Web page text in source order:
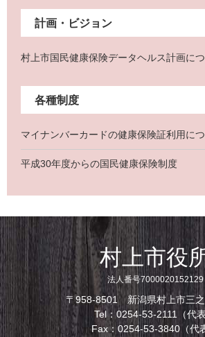
計画・ビジョン
村上市国民健康保険データヘルス計画に
各種制度
マイナンバーカードの健康保険証利用に
平成30年度からの国民健康保険制度
村上市役
法人番号7000020152129
〒958-8501 新潟県村上市三
Tel：0254-53-2111（代
Fax：0254-53-3840（代